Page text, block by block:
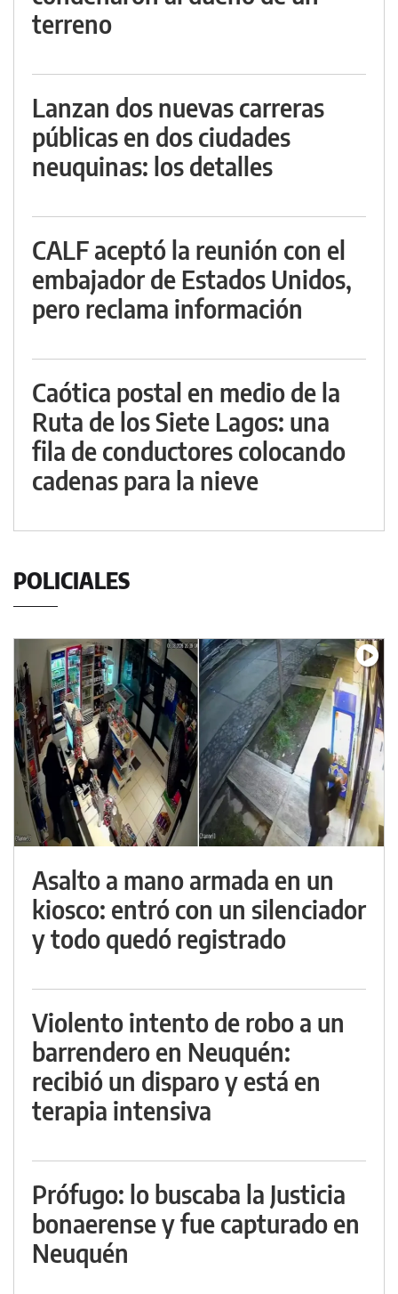
terreno
Lanzan dos nuevas carreras
públicas en dos ciudades
neuquinas: los detalles
CALF aceptó la reunión con el
embajador de Estados Unidos,
pero reclama información
Caótica postal en medio de la
Ruta de los Siete Lagos: una
fila de conductores colocando
cadenas para la nieve
POLICIALES
Asalto a mano armada en un
kiosco: entró con un silenciador
y todo quedó registrado
Violento intento de robo a un
barrendero en Neuquén:
recibió un disparo y está en
terapia intensiva
Prófugo: lo buscaba la Justicia
bonaerense y fue capturado en
Neuquén